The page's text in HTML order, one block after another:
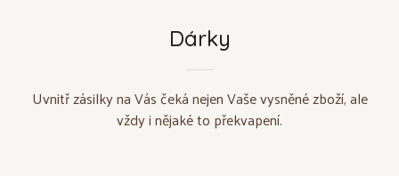
Dárky
Uvnitř zásilky na Vás čeká nejen Vaše vysněné zboží, ale
vždy i nějaké to překvapení.